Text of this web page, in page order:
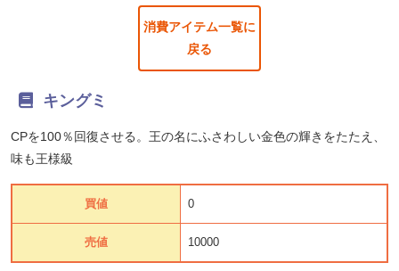
消費アイテム一覧に
戻る
キングミ
CPを100％回復させる。王の名にふさわしい金色の輝きをたたえ、
味も王様級
買値 0
売値 10000